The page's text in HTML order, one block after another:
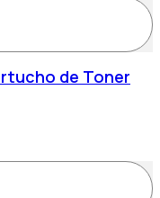
de Toner